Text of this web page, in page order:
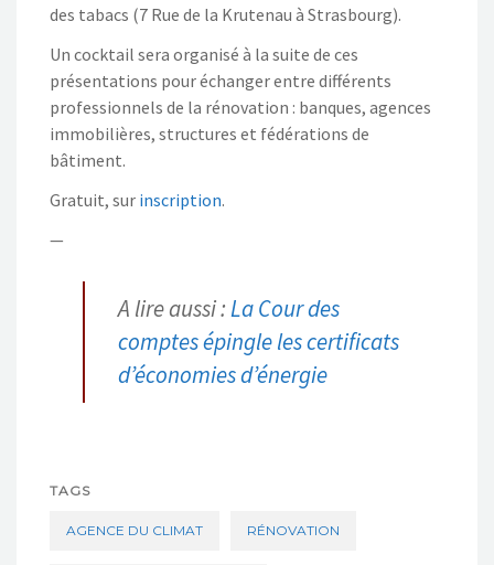
des tabacs (7 Rue de la Krutenau à Strasbourg).
Un cocktail sera organisé à la suite de ces
présentations pour échanger entre différents
professionnels de la rénovation : banques, agences
immobilières, structures et fédérations de
bâtiment.
Gratuit, sur inscription.
—
A lire aussi :La Cour des
comptes épingle les certificats
d’économies d’énergie
TAGS
AGENCE DU CLIMAT RÉNOVATION